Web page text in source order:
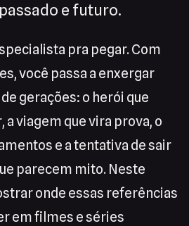
e futuro.
pra pegar. Com
você passa a enxergar
gerações: o herói que
a viagem que vira prova, o
e a tentativa de sair
parecem mito. Neste
onde essas referências
em filmes e séries